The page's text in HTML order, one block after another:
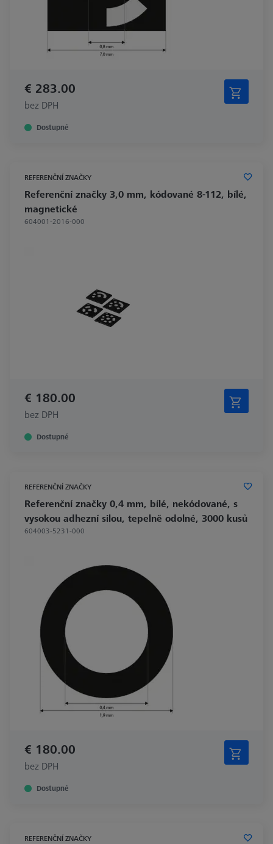
€ 283.00
bez DPH
Dostupné
REFERENČNÍ ZNAČKY
Referenční značky 3,0 mm, kódované 8-112, bílé,
magnetické
604001-2016-000
€ 180.00
bez DPH
Dostupné
REFERENČNÍ ZNAČKY
Referenční značky 0,4 mm, bílé, nekódované, s
vysokou adhezní silou, tepelně odolné, 3000 kusů
604003-5231-000
€ 180.00
bez DPH
Dostupné
REFERENČNÍ ZNAČKY